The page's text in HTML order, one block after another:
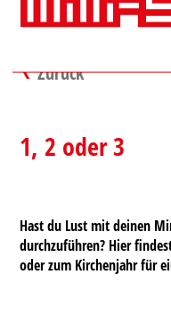
Zurück
1, 2 oder 3
Hast du Lust mit deinen
durchzuführen? Hier
oder zum Kirchenjahr für